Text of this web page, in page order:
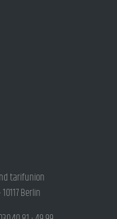
tarifunion
Berlin